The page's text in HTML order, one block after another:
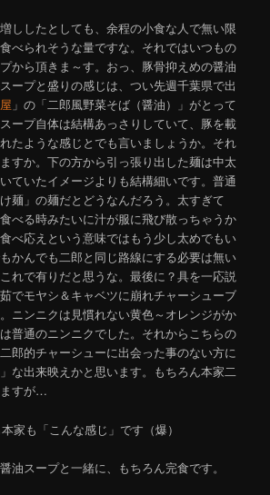
ししたとしても、余程の小食な人で無い限
べられそうな量ですな。それではいつもの
から頂きま～す。おっ、豚骨抑えめの醤油
ープと盛りの感じは、つい先週千葉県で出
」の「二郎風野菜そば（醤油）」がとって
ープ自体は結構あっさりしていて、豚を載
たような感じとでも言いましょうか。それ
すか。下の方から引っ張り出した麺は中太
ていたイメージよりも結構細いです。普通
麺」の麺だとどうなんだろう。太すぎて
べる時みたいに汁が服に飛び散っちゃうか
べ応えという意味ではもう少し太めでもい
かんでも二郎と同じ路線にする必要は無い
れで有りだと思うな。最後に？具を一応説
でモヤシ＆キャベツに崩れチャーシューブ
ニンニクは見慣れない黄色～オレンジがか
普通のニンニクでした。それからこちらの
郎的チャーシューに出会った事のない方に
な出来映えかと思います。もちろん本家二
すが…
家も「こんな感じ」です（爆）
油スープと一緒に、もちろん完食です。